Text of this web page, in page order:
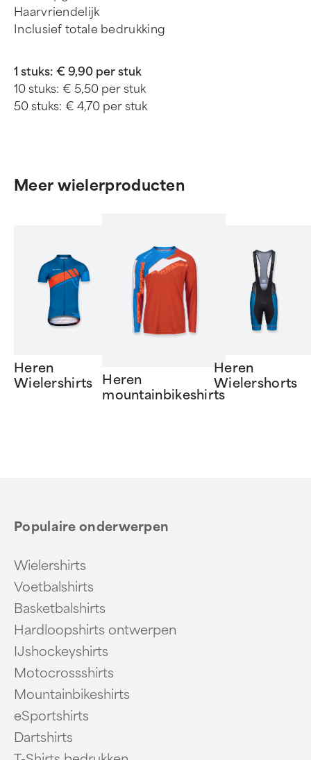
Haarvriendelijk
Inclusief totale bedrukking
1 stuks: € 9,90 per stuk
10 stuks: € 5,50 per stuk
50 stuks: € 4,70 per stuk
Meer wielerproducten
Heren
Wielershirts
Heren
mountainbikeshirts
Heren
Wielershorts
Populaire onderwerpen
Wielershirts
Voetbalshirts
Basketbalshirts
Hardloopshirts ontwerpen
IJshockeyshirts
Motocrossshirts
Mountainbikeshirts
eSportshirts
Dartshirts